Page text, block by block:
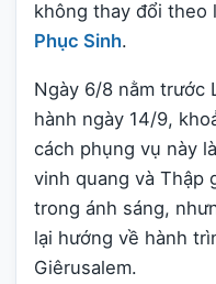
không thay đổi theo
Phục Sinh.
Ngày 6/8 nằm trước
hành ngày 14/9,
cách phụng vụ này
vinh quang và Thập
trong ánh sáng,
lại hướng về hành
Giêrusalem.